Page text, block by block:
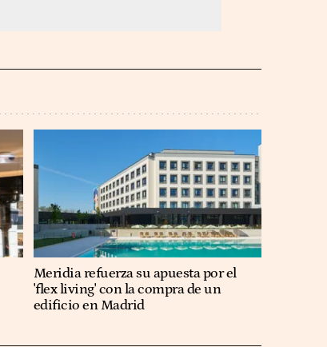
Meridia refuerza su apuesta por el
'flex living' con la compra de un
edificio en Madrid